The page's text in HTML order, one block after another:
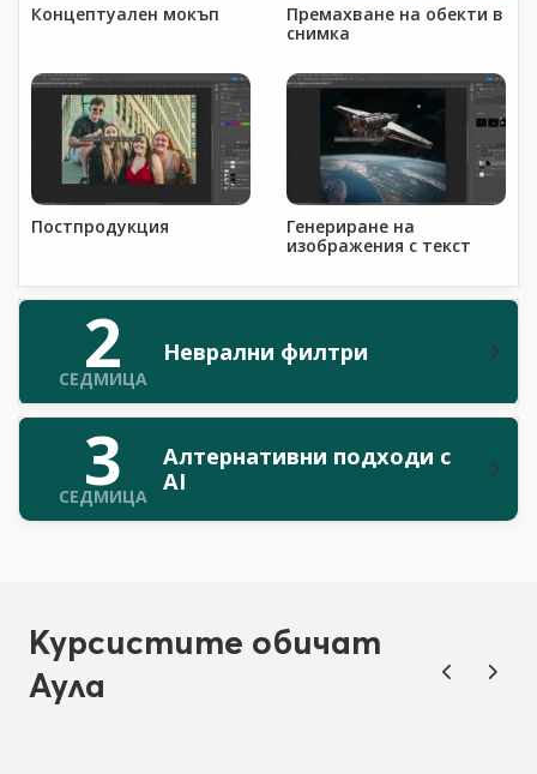
Концептуален мокъп
Премахване на обекти в
снимка
Постпродукция
Генериране на
изображения с текст
2
СЕДМИЦА
Неврални филтри
3
СЕДМИЦА
Алтернативни подходи с
AI
Курсистите обичат
Аула